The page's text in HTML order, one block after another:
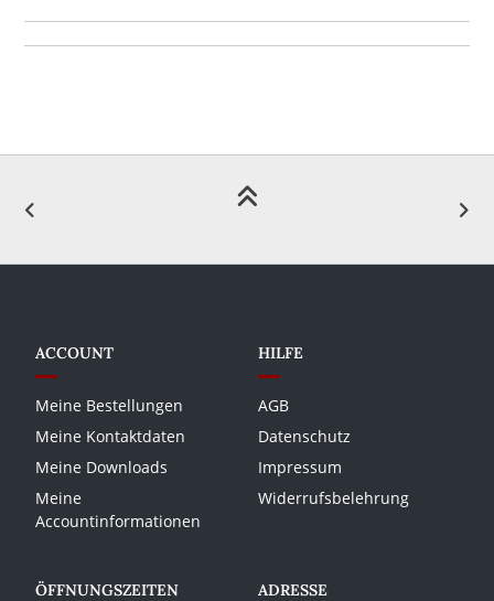
ACCOUNT
Meine Bestellungen
Meine Kontaktdaten
Meine Downloads
Meine
Accountinformationen
HILFE
AGB
Datenschutz
Impressum
Widerrufsbelehrung
ÖFFNUNGSZEITEN ADRESSE